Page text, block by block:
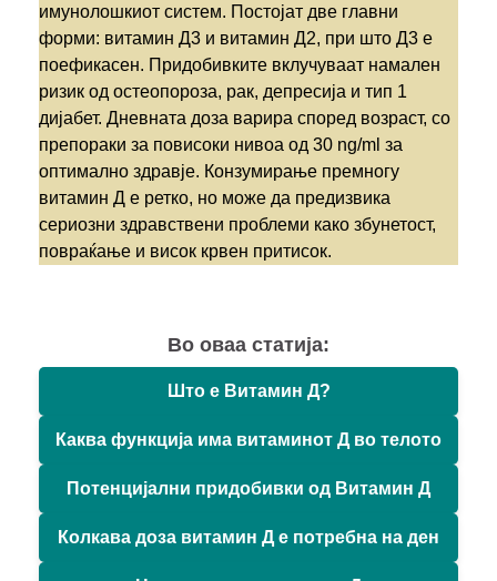
имунолошкиот систем. Постојат две главни
форми: витамин Д3 и витамин Д2, при што Д3 е
поефикасен. Придобивките вклучуваат намален
ризик од остеопороза, рак, депресија и тип 1
дијабет. Дневната доза варира според возраст, со
препораки за повисоки нивоа од 30 ng/ml за
оптимално здравје. Конзумирање премногу
витамин Д е ретко, но може да предизвика
сериозни здравствени проблеми како збунетост,
повраќање и висок крвен притисок.
Во оваа статија:
Што е Витамин Д?
Каква функција има витаминот Д во телото
Потенцијални придобивки од Витамин Д
Колкава доза витамин Д е потребна на ден